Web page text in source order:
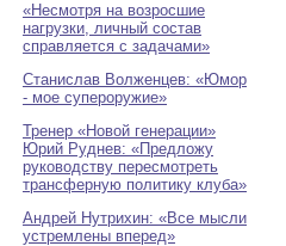
«Несмотря на возросшие
нагрузки, личный состав
справляется с задачами»
Станислав Волженцев: «Юмор
- мое супероружие»
Тренер «Новой генерации»
Юрий Руднев: «Предложу
руководству пересмотреть
трансферную политику клуба»
Андрей Нутрихин: «Все мысли
устремлены вперед»